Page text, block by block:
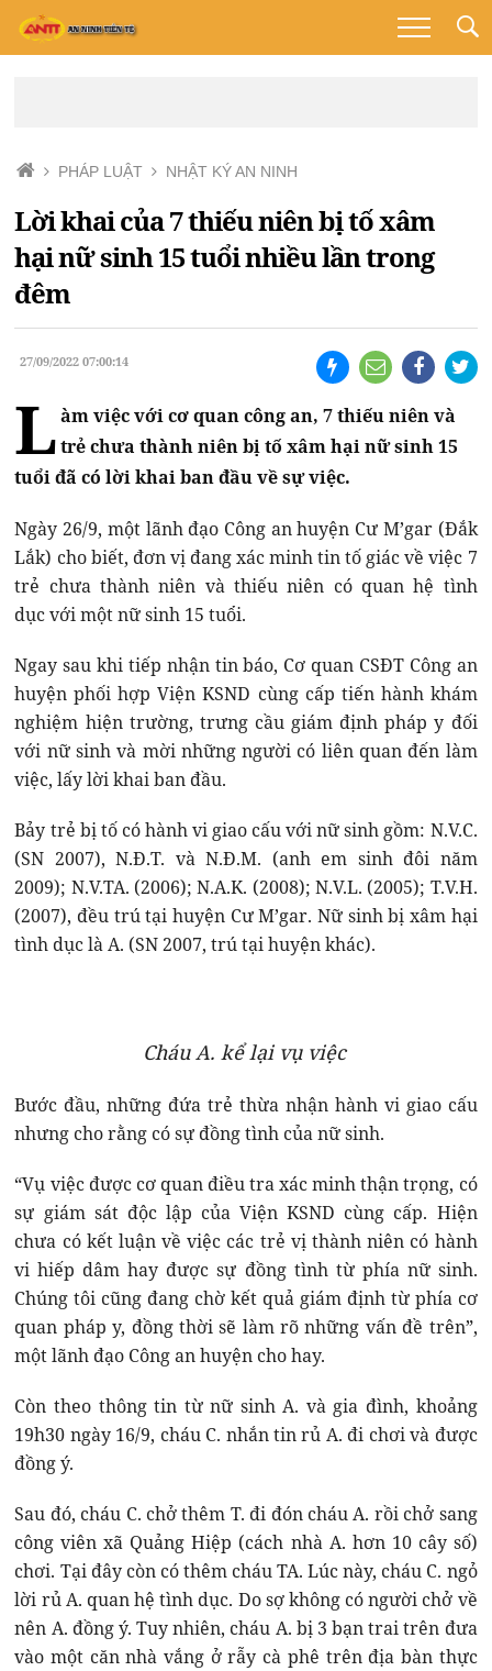
PHÁP LUẬT NHẬT KÝ AN NINH
Lời khai của 7 thiếu niên bị tố xâm
hại nữ sinh 15 tuổi nhiều lần trong
đêm
27/09/2022 07:00:14
L àm việc với cơ quan công an, 7 thiếu niên và
trẻ chưa thành niên bị tố xâm hại nữ sinh 15
tuổi đã có lời khai ban đầu về sự việc.
Ngày 26/9, một lãnh đạo Công an huyện Cư M’gar (Đắk
Lắk) cho biết, đơn vị đang xác minh tin tố giác về việc 7
trẻ chưa thành niên và thiếu niên có quan hệ tình
dục với một nữ sinh 15 tuổi.
Ngay sau khi tiếp nhận tin báo, Cơ quan CSĐT Công an
huyện phối hợp Viện KSND cùng cấp tiến hành khám
nghiệm hiện trường, trưng cầu giám định pháp y đối
với nữ sinh và mời những người có liên quan đến làm
việc, lấy lời khai ban đầu.
Bảy trẻ bị tố có hành vi giao cấu với nữ sinh gồm: N.V.C.
(SN 2007), N.Đ.T. và N.Đ.M. (anh em sinh đôi năm
2009); N.V.TA. (2006); N.A.K. (2008); N.V.L. (2005); T.V.H.
(2007), đều trú tại huyện Cư M’gar. Nữ sinh bị xâm hại
tình dục là A. (SN 2007, trú tại huyện khác).
Cháu A. kể lại vụ việc
Bước đầu, những đứa trẻ thừa nhận hành vi giao cấu
nhưng cho rằng có sự đồng tình của nữ sinh.
“Vụ việc được cơ quan điều tra xác minh thận trọng, có
sự giám sát độc lập của Viện KSND cùng cấp. Hiện
chưa có kết luận về việc các trẻ vị thành niên có hành
vi hiếp dâm hay được sự đồng tình từ phía nữ sinh.
Chúng tôi cũng đang chờ kết quả giám định từ phía cơ
quan pháp y, đồng thời sẽ làm rõ những vấn đề trên”,
một lãnh đạo Công an huyện cho hay.
Còn theo thông tin từ nữ sinh A. và gia đình, khoảng
19h30 ngày 16/9, cháu C. nhắn tin rủ A. đi chơi và được
đồng ý.
Sau đó, cháu C. chở thêm T. đi đón cháu A. rồi chở sang
công viên xã Quảng Hiệp (cách nhà A. hơn 10 cây số)
chơi. Tại đây còn có thêm cháu TA. Lúc này, cháu C. ngỏ
lời rủ A. quan hệ tình dục. Do sợ không có người chở về
nên A. đồng ý. Tuy nhiên, cháu A. bị 3 bạn trai trên đưa
vào một căn nhà vắng ở rẫy cà phê trên địa bàn thực